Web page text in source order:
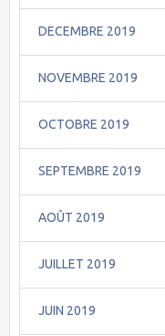
DECEMBRE 2019
NOVEMBRE 2019
OCTOBRE 2019
SEPTEMBRE 2019
AOÛT 2019
JUILLET 2019
JUIN 2019